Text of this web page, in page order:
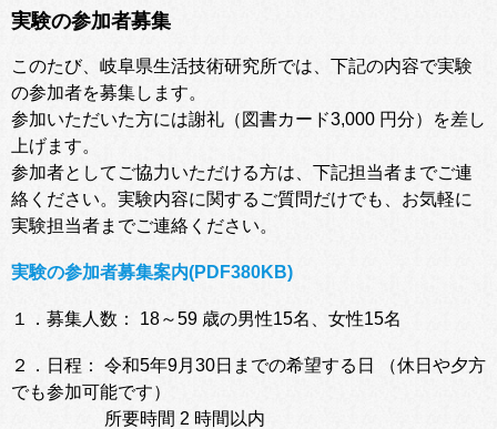
実験の参加者募集
このたび、岐阜県生活技術研究所では、下記の内容で実験
の参加者を募集します。
参加いただいた方には謝礼（図書カード3,000 円分）を差し
上げます。
参加者としてご協力いただける方は、下記担当者までご連
絡ください。実験内容に関するご質問だけでも、お気軽に
実験担当者までご連絡ください。
実験の参加者募集案内(PDF380KB)
１．募集人数： 18～59 歳の男性15名、女性15名
２．日程： 令和5年9月30日までの希望する日 （休日や夕方
でも参加可能です）
所要時間 2 時間以内